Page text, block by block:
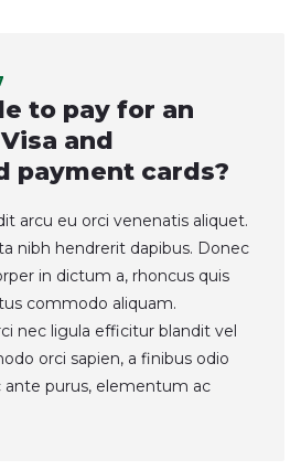
to pay for an
and
payment cards?
arcu eu orci venenatis aliquet.
nibh hendrerit dapibus. Donec
in dictum a, rhoncus quis
commodo aliquam.
nec ligula efficitur blandit vel
orci sapien, a finibus odio
ante purus, elementum ac